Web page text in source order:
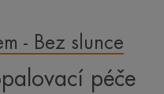
- Bez slunce
péče